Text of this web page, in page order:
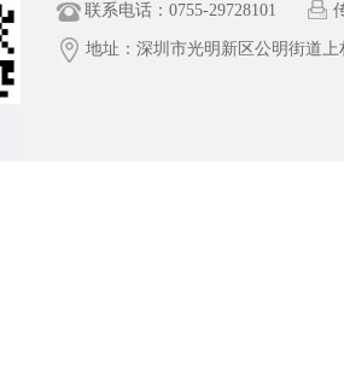
联系电话：0755-29728101
地址：深圳市光明新区公明街道